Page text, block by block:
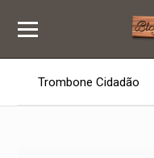
Trombone Cidadão